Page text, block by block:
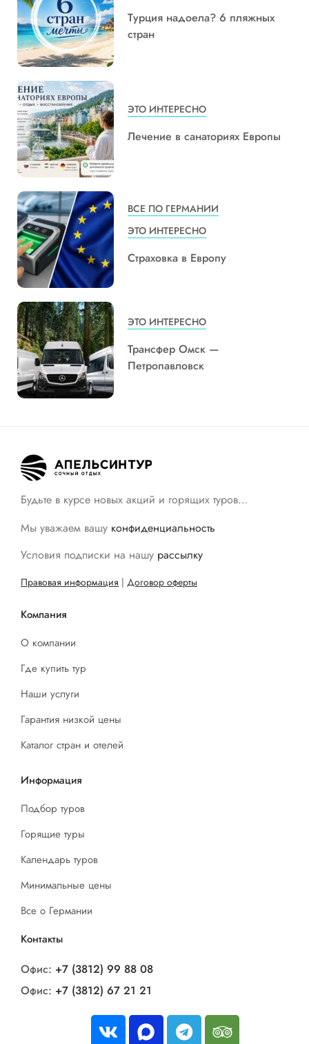
Турция надоела? 6 пляжных
стран
ЭТО ИНТЕРЕСНО
Лечение в санаториях Европы
ВСЕ ПО ГЕРМАНИИ
ЭТО ИНТЕРЕСНО
Страховка в Европу
ЭТО ИНТЕРЕСНО
Трансфер Омск —
Петропавловск
Будьте в курсе новых акций и горящих туров…
Мы уважаем вашу конфиденциальность
Условия подписки на нашу рассылку
Правовая информация | Договор оферты
Компания
О компании
Где купить тур
Наши услуги
Гарантия низкой цены
Каталог стран и отелей
Информация
Подбор туров
Горящие туры
Календарь туров
Минимальные цены
Все о Германии
Контакты
Офис: +7 (3812) 99 88 08
Офис: +7 (3812) 67 21 21